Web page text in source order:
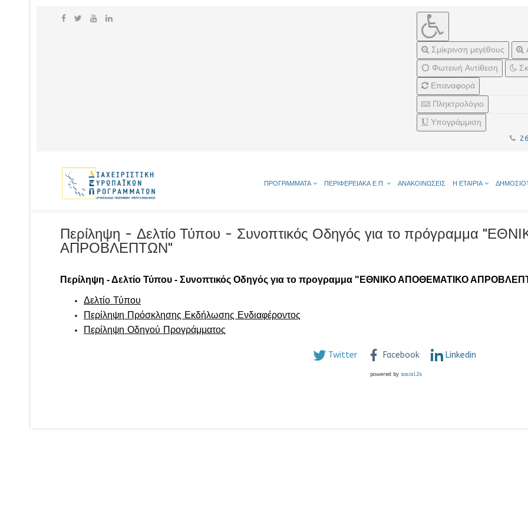
Σμίκρινση μεγέθους
Φωτεινή Αντίθεση
Επαναφορά
Πληκτρολόγιο
Υπογράμμιση
ΠΡΟΓΡΑΜΜΑΤΑ ΠΕΡΙΦΕΡΕΙΑΚΑ Ε.Π. ΑΝΑΚΟΙΝΩΣΕΙΣ Η ΕΤΑΙΡΙΑ
Περίληψη - Δελτίο Τύπου - Συνοπτικός Οδηγός για το πρόγραμμα
ΑΠΡΟΒΛΕΠΤΩΝ"
Περίληψη - Δελτίο Τύπου - Συνοπτικός Οδηγός για το προγραμμα "ΕΘΝΙΚΟ ΑΠΟΘΕΜΑΤΙΚΟ
Δελτίο Τύπου
Περίληψη Πρόσκλησης Εκδήλωσης Ενδιαφέροντος
Περίληψη Οδηγού Προγράμματος
Twitter Facebook Linkedin
powered by social2s